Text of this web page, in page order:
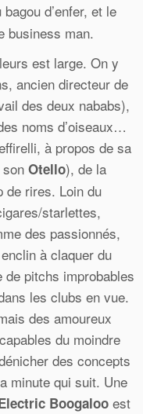
d’enfer, et le
business man.
est large. On y
ancien directeur de
des deux nababs),
noms d’oiseaux…
à propos de sa
Otello), de la
de rires. Loin du
starlettes,
des passionnés,
à claquer du
pitchs improbables
les clubs en vue.
des amoureux
du moindre
des concepts
minute qui suit. Une
Boogaloo est